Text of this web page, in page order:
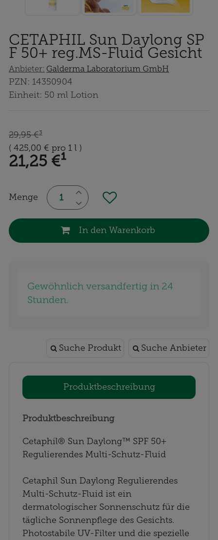
CETAPHIL Sun Daylong SP
F 50+ reg.MS-Fluid Gesicht
Anbieter: Galderma Laboratorium GmbH
PZN: 14350904
Einheit: 50 mlLotion
21,25 €¹
29,95 €³
( 425,00 € pro 1 l )
Menge
In den Warenkorb
Gewöhnlich versandfertig in 24
Stunden.
Suche Produkt Suche Anbieter
Produktbeschreibung
Produktbeschreibung
Cetaphil® Sun Daylong™ SPF 50+
Regulierendes Multi-Schutz-Fluid
Cetaphil Sun Daylong Regulierendes
Multi-Schutz-Fluid ist ein
dermatologischer Sonnenschutz für die
tägliche Sonnenpflege des Gesichts.
Photostabile UV-Filter und die spezielle